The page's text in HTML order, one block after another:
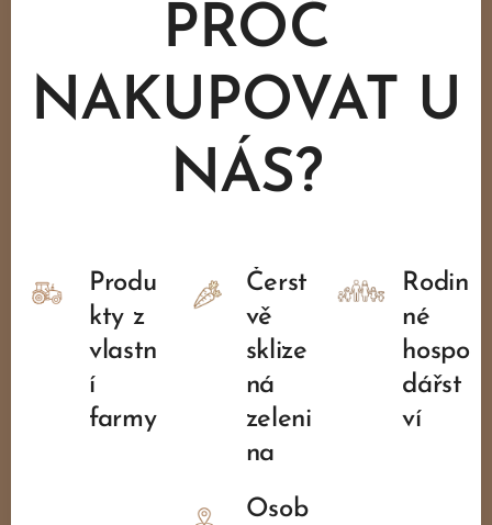
PROČ
NAKUPOVAT U
NÁS?
Produ
kty z
vlastn
í
farmy
Čerst
vě
sklize
ná
zeleni
na
Rodin
né
hospo
dářst
ví
Osob